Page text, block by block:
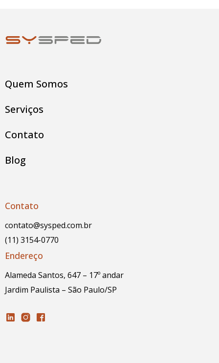
Quem Somos
Serviços
Contato
Blog
Contato
contato@sysped.com.br
(11) 3154-0770
Endereço
Alameda Santos, 647 – 17º andar
Jardim Paulista – São Paulo/SP